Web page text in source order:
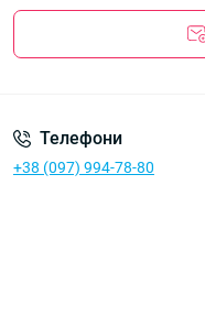
Телефони
+38 (097) 994-78-80